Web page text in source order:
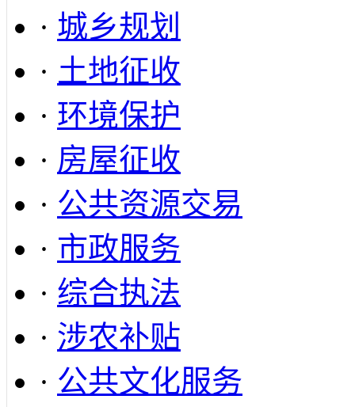
· 城乡规划
· 土地征收
· 环境保护
· 房屋征收
· 公共资源交易
· 市政服务
· 综合执法
· 涉农补贴
· 公共文化服务